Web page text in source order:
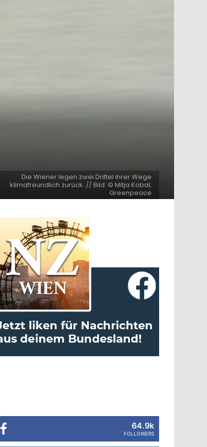
Die Wiener legen zwei Drittel ihrer Wege
klimafreundlich zurück. // Bild: © Mitja Kobal,
Greenpeace
64.9k
FOLLOWERS